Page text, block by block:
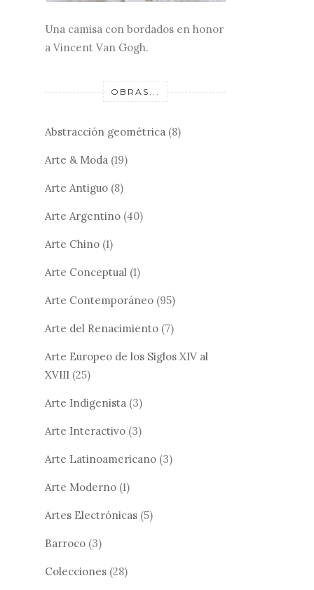
Una camisa con bordados en honor
a Vincent Van Gogh.
OBRAS...
Abstracción geométrica (8)
Arte & Moda (19)
Arte Antiguo (8)
Arte Argentino (40)
Arte Chino (1)
Arte Conceptual (1)
Arte Contemporáneo (95)
Arte del Renacimiento (7)
Arte Europeo de los Siglos XIV al
XVIII (25)
Arte Indigenista (3)
Arte Interactivo (3)
Arte Latinoamericano (3)
Arte Moderno (1)
Artes Electrónicas (5)
Barroco (3)
Colecciones (28)